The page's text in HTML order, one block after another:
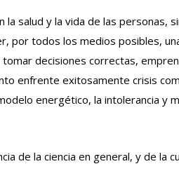
salud y la vida de las personas,
por todos los medios posibles,
tomar decisiones correctas,
enfrente exitosamente crisis
energético, la intolerancia y
de la ciencia en general, y de la